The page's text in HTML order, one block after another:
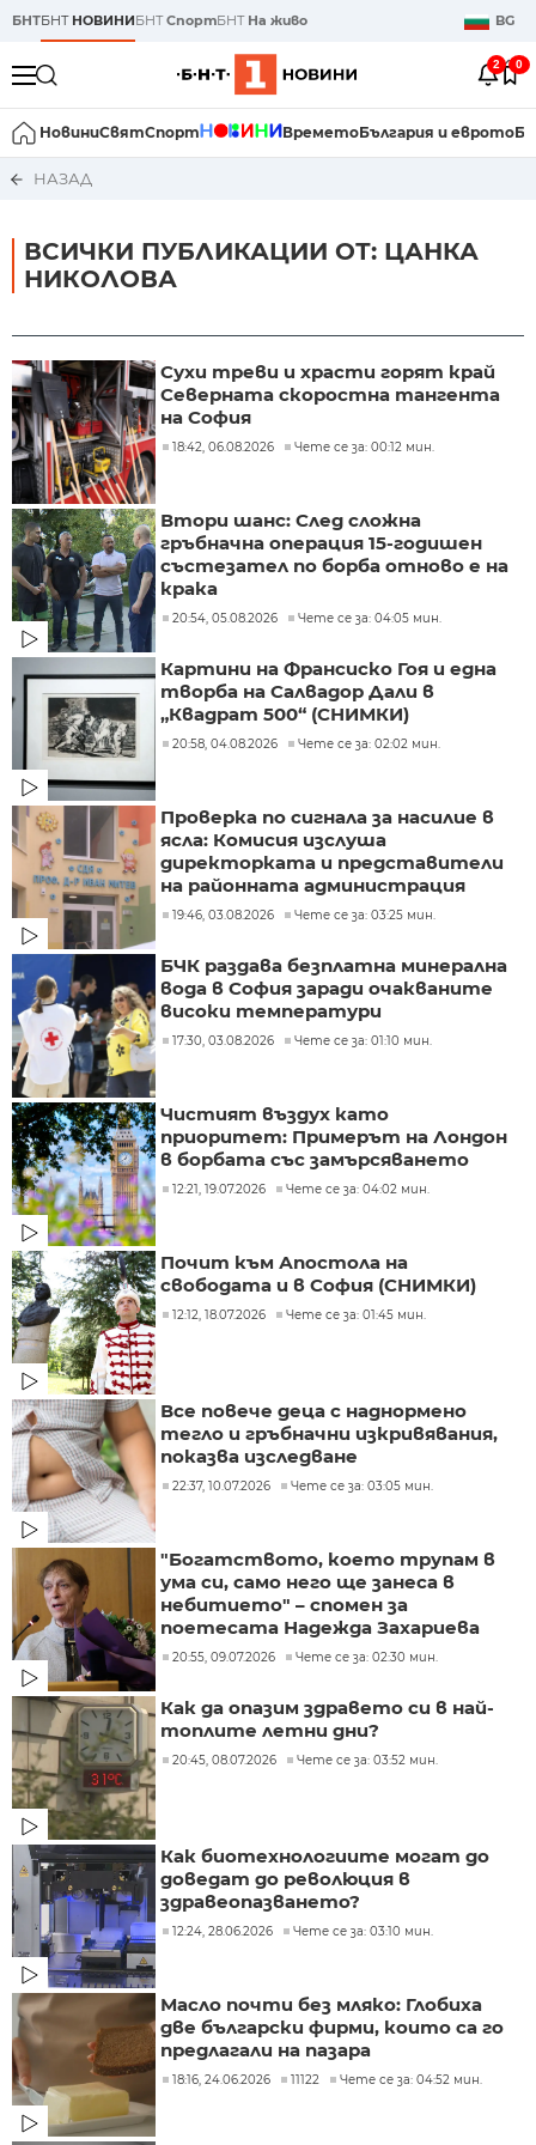
БНТБНТ НОВИНИБНТСпортБНТ На живо BG
2 0
НовиниСвятСпорт ВреметоБългария и еврото
НАЗАД
ВСИЧКИ ПУБЛИКАЦИИ ОТ: ЦАНКА
НИКОЛОВА
Сухи треви и храсти горят край
Северната скоростна тангента
на София
18:42, 06.08.2026 Чете се за: 00:12 мин.
Втори шанс: След сложна
гръбначна операция 15-годишен
състезател по борба отново е на
крака
20:54, 05.08.2026 Чете се за: 04:05 мин.
Картини на Франсиско Гоя и една
творба на Салвадор Дали в
„Квадрат 500“ (СНИМКИ)
20:58, 04.08.2026 Чете се за: 02:02 мин.
Проверка по сигнала за насилие в
ясла: Комисия изслуша
директорката и представители
на районната администрация
19:46, 03.08.2026 Чете се за: 03:25 мин.
БЧК раздава безплатна минерална
вода в София заради очакваните
високи температури
17:30, 03.08.2026 Чете се за: 01:10 мин.
Чистият въздух като
приоритет: Примерът на Лондон
в борбата със замърсяването
12:21, 19.07.2026 Чете се за: 04:02 мин.
Почит към Апостола на
свободата и в София (СНИМКИ)
12:12, 18.07.2026 Чете се за: 01:45 мин.
Все повече деца с наднормено
тегло и гръбначни изкривявания,
показва изследване
22:37, 10.07.2026 Чете се за: 03:05 мин.
"Богатството, което трупам в
ума си, само него ще занеса в
небитието" – спомен за
поетесата Надежда Захариева
20:55, 09.07.2026 Чете се за: 02:30 мин.
Как да опазим здравето си в най-
топлите летни дни?
20:45, 08.07.2026 Чете се за: 03:52 мин.
Как биотехнологиите могат до
доведат до революция в
здравеопазването?
12:24, 28.06.2026 Чете се за: 03:10 мин.
Масло почти без мляко: Глобиха
две български фирми, които са го
предлагали на пазара
18:16, 24.06.2026 11122 Чете се за: 04:52 мин.